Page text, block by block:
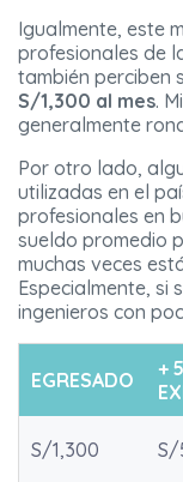
Igualmente, este
profesionales de
también perciben
S/1,300 al mes.
generalmente
Por otro lado,
utilizadas en el
profesionales en
sueldo promedio
muchas veces
Especialmente, si
ingenieros con
EGRESADO
+
S/1,300 S/